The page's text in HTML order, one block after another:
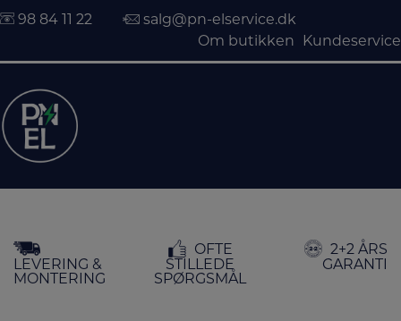
indholdet
98 84 11 22
salg@pn-elservice.dk
Om butikken
Kundeservice
LEVERING &
MONTERING
OFTE
STILLEDE
SPØRGSMÅL
2+2 ÅRS
GARANTI